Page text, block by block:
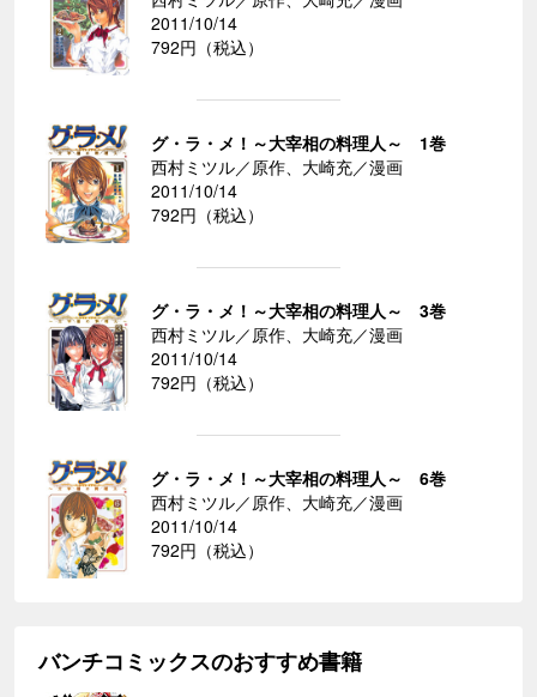
2011/10/14
792円（税込）
グ・ラ・メ！～大宰相の料理人～ 1巻
西村ミツル／原作、大崎充／漫画
2011/10/14
792円（税込）
グ・ラ・メ！～大宰相の料理人～ 3巻
西村ミツル／原作、大崎充／漫画
2011/10/14
792円（税込）
グ・ラ・メ！～大宰相の料理人～ 6巻
西村ミツル／原作、大崎充／漫画
2011/10/14
792円（税込）
バンチコミックスのおすすめ書籍